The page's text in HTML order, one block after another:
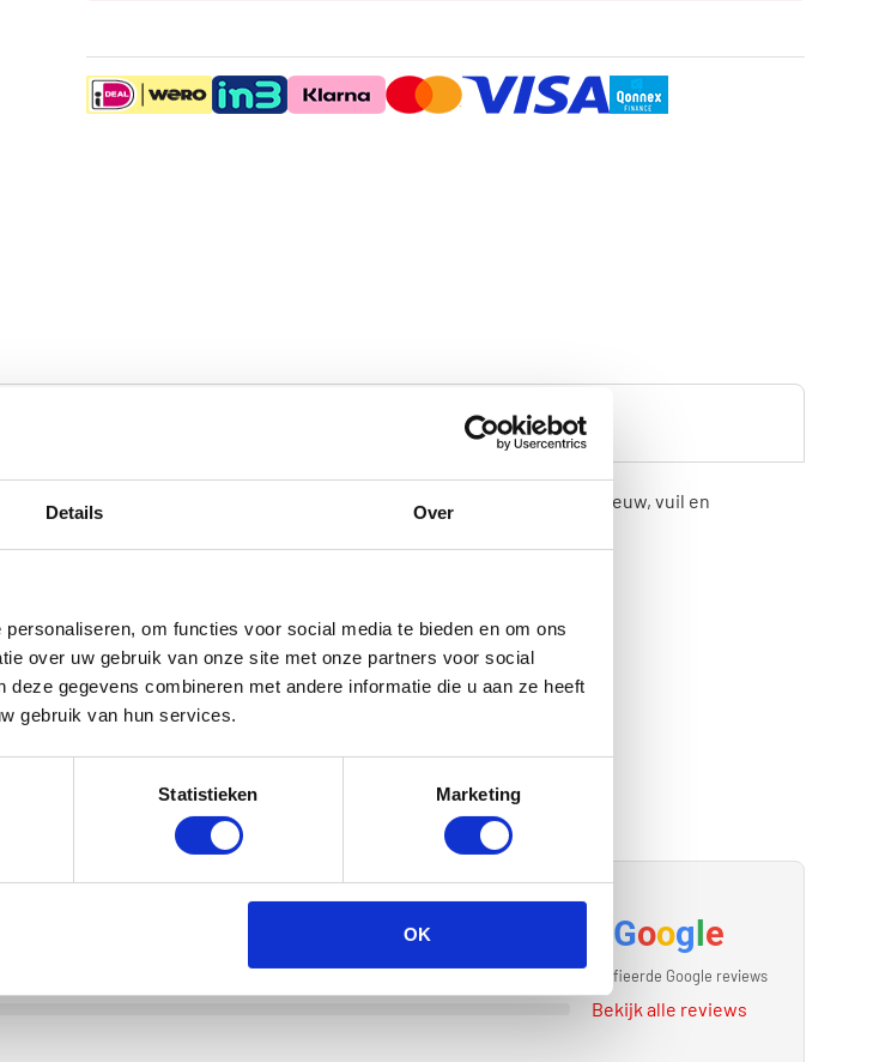
Details Over
om functies voor social media te bieden en om ons
over uw gebruik van onze site met onze partners voor social
gegevens combineren met andere informatie die u aan ze heeft
gebruik van hun services.
Statistieken Marketing
OK
De hoes is waterresistant, en biedt bescherming tegen regen, sneeuw, vuil en
Google
Geverifieerde Google reviews
Bekijk alle reviews